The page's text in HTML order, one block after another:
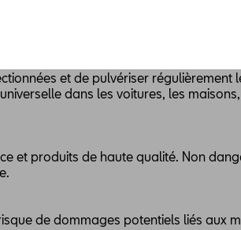
martres à pulvériser. Concentré à
prédateur pour la martre. Il n'est pas
vulnérables. Il suffit de fixer les
et de pulvériser régulièrement
dans les voitures, les
et produits de haute qualité. Non
de dommages potentiels liés aux